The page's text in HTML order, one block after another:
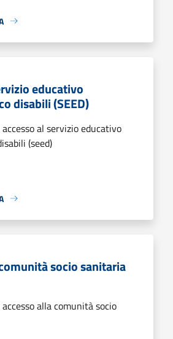
educativo
disabili (SEED)
al servizio educativo
(seed)
socio sanitaria
alla comunità socio